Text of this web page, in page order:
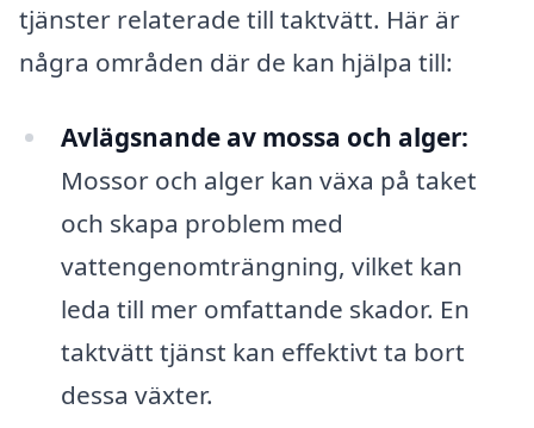
tjänster relaterade till taktvätt. Här är
några områden där de kan hjälpa till:
Avlägsnande av mossa och alger:
Mossor och alger kan växa på taket
och skapa problem med
vattengenomträngning, vilket kan
leda till mer omfattande skador. En
taktvätt tjänst kan effektivt ta bort
dessa växter.